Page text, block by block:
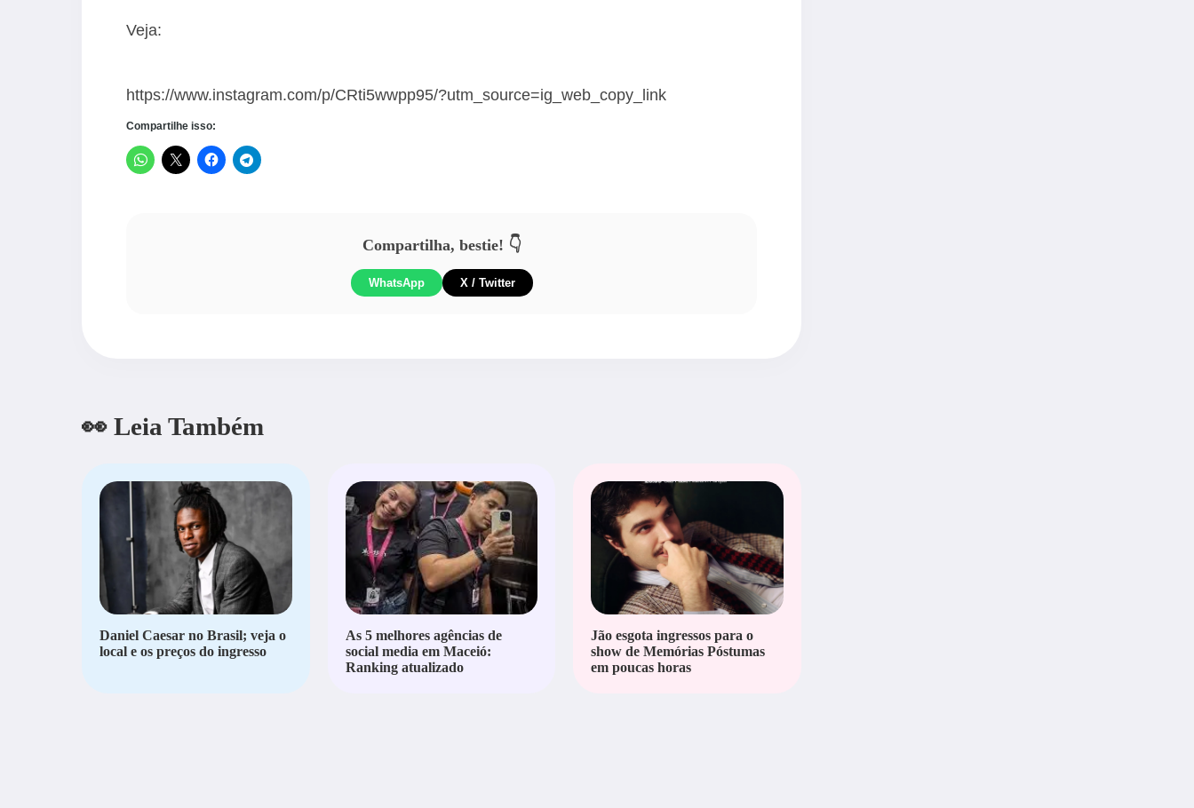
Veja:
https://www.instagram.com/p/CRti5wwpp95/?utm_source=ig_web_copy_link
Compartilhe isso:
Compartilha, bestie! 👇
WhatsApp X / Twitter
👀 Leia Também
Daniel Caesar no Brasil; veja o
local e os preços do ingresso
As 5 melhores agências de
social media em Maceió:
Ranking atualizado
Jão esgota ingressos para o
show de Memórias Póstumas
em poucas horas